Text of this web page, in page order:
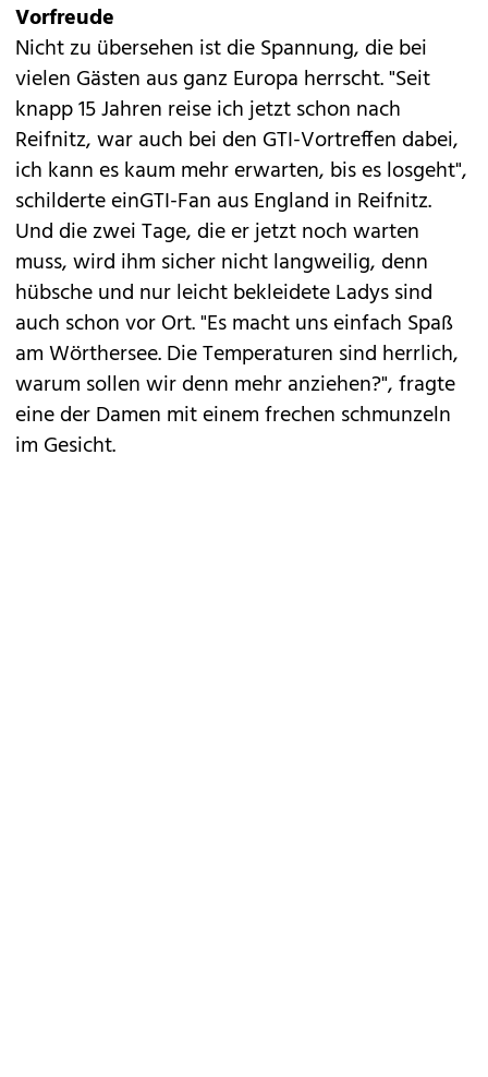
Vorfreude
Nicht zu übersehen ist die Spannung, die bei
vielen Gästen aus ganz Europa herrscht. "Seit
knapp 15 Jahren reise ich jetzt schon nach
Reifnitz, war auch bei den GTI-Vortreffen dabei,
ich kann es kaum mehr erwarten, bis es losgeht",
schilderte einGTI-Fan aus England in Reifnitz.
Und die zwei Tage, die er jetzt noch warten
muss, wird ihm sicher nicht langweilig, denn
hübsche und nur leicht bekleidete Ladys sind
auch schon vor Ort. "Es macht uns einfach Spaß
am Wörthersee. Die Temperaturen sind herrlich,
warum sollen wir denn mehr anziehen?", fragte
eine der Damen mit einem frechen schmunzeln
im Gesicht.